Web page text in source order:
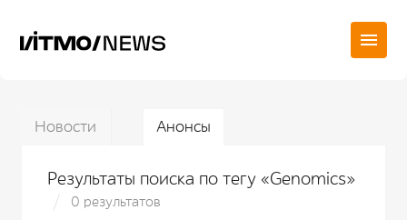
Новости Анонсы
Результаты поиска по тегу «Genomics»
0 результатов